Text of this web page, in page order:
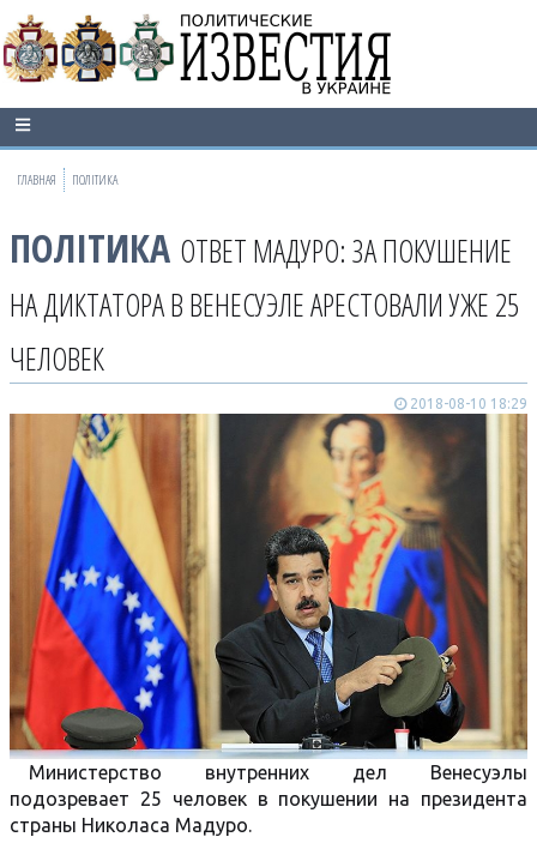
ГЛАВНАЯ ПОЛІТИКА
ПОЛІТИКА ОТВЕТ МАДУРО: ЗА ПОКУШЕНИЕ
НА ДИКТАТОРА В ВЕНЕСУЭЛЕ АРЕСТОВАЛИ УЖЕ 25
ЧЕЛОВЕК
2018-08-10 18:29
Министерство внутренних дел Венесуэлы
подозревает 25 человек в покушении на президента
страны Николаса Мадуро.